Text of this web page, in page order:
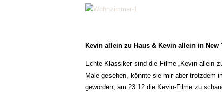
Kevin allein zu Haus & Kevin allein in New
Echte Klassiker sind die Filme „Kevin allein
Male gesehen, könnte sie mir aber trotzdem
geworden, am 23.12 die Kevin-Filme zu